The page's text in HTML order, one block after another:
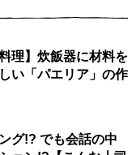
理】炊飯器に材料を
い「パエリア」の作
グ!? でも会話の中